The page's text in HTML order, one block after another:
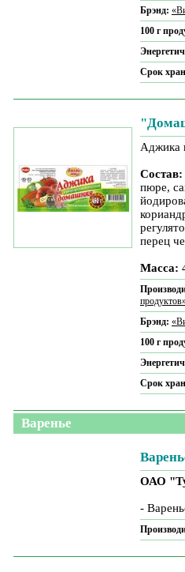
Брэнд:
100 г
Срок
Аджика
Состав:
пюре,
перец
Масса:
Брэнд:
100 г
Срок
Варенье
ОАО
-